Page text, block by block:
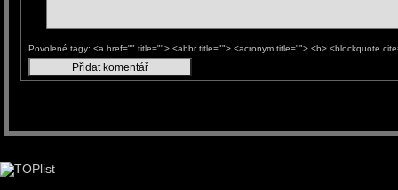
Povolené tagy: <a href="" title=""> <abbr title=""> <acronym title=""> <b> <blockquote